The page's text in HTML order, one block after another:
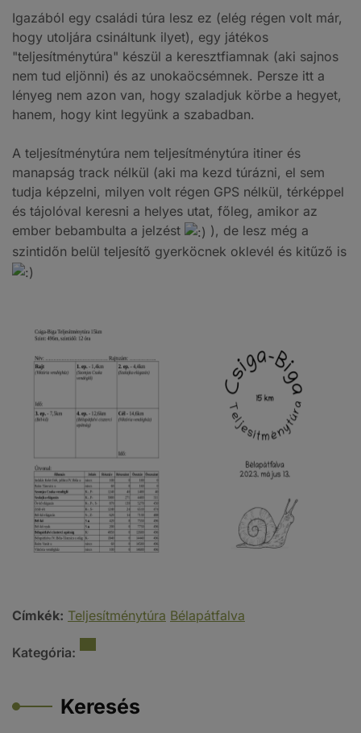
Igazából egy családi túra lesz ez (elég régen volt már,
hogy utoljára csináltunk ilyet), egy játékos
"teljesítménytúra" készül a keresztfiamnak (aki sajnos
nem tud eljönni) és az unokaöcsémnek. Persze itt a
lényeg nem azon van, hogy szaladjuk körbe a hegyet,
hanem, hogy kint legyünk a szabadban.
A teljesítménytúra nem teljesítménytúra itiner és
manapság track nélkül (aki ma kezd túrázni, el sem
tudja képzelni, milyen volt régen GPS nélkül, térképpel
és tájolóval keresni a helyes utat, főleg, amikor az
ember bebambulta a jelzést
), de lesz még a
szintidőn belül teljesítő gyerköcnek oklevél és kitűző is
Címkék: Teljesítménytúra Bélapátfalva
Kategória:
Keresés